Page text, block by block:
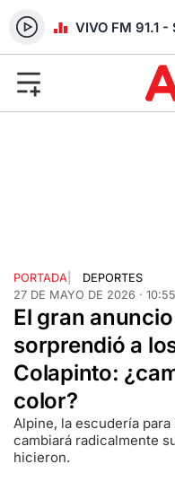
EN VIVO FM 91.1 -
PORTADA
DEPORTES
27 DE MAYO DE 2026 · 10:55
El gran
sorprendió a
Colapinto:
color?
Alpine, la escudería
cambiará radicalmente
hicieron.